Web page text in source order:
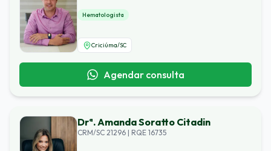
Hematologista
Criciúma/SC
Agendar consulta
Drª. Amanda Soratto Citadin
CRM/SC 21296 | RQE 16735